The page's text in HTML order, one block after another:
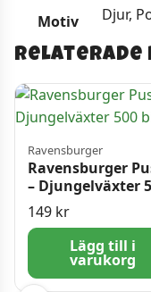
Motiv Djur,
Ravensburger
Ravensburger
– Djungelväxter
bitar
149 kr
Lägg till i
varukorg